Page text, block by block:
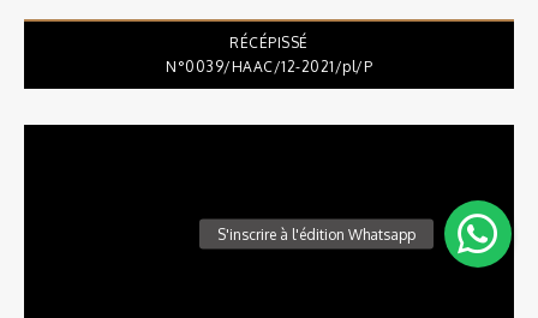
RÉCÉPISSÉ
N°0039/HAAC/12-2021/pl/P